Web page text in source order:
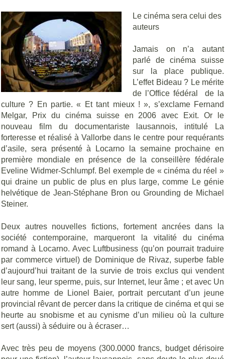
Le cinéma sera celui des
auteurs
Jamais on n’a autant
parlé de cinéma suisse
sur la place publique.
L’effet Bideau ? Le mérite
de l’Office fédéral
de la
culture ? En partie. « Et tant mieux ! », s’exclame Fernand
Melgar, Prix du cinéma suisse en 2006 avec
Exit. Or le
nouveau film du documentariste lausannois, intitulé
La
forteresse et réalisé à Vallorbe dans le centre pour requérants
d’asile, sera présenté à Locarno la semaine prochaine en
première mondiale en présence de la conseillère fédérale
Eveline Widmer-Schlumpf. Bel exemple de « cinéma du réel »
qui draine un public de plus en plus large, comme Le génie
helvétique de Jean-Stéphane Bron ou Grounding de Michael
Steiner.
Deux autres nouvelles fictions, fortement ancrées dans la
société contemporaine, marqueront la vitalité du cinéma
romand à Locarno. Avec Luftbusiness (qu’on pourrait traduire
par commerce virtuel) de Dominique de Rivaz, superbe fable
d’aujourd’hui traitant de la survie de trois exclus qui vendent
leur sang, leur sperme, puis, sur Internet, leur âme ; et avec Un
autre homme de Lionel Baier, portrait percutant d’un jeune
provincial rêvant de percer dans la critique de cinéma et qui se
heurte au snobisme et au cynisme d’un milieu où la culture
sert (aussi) à séduire ou à écraser…
Avec très peu de moyens (300.0000 francs, budget dérisoire